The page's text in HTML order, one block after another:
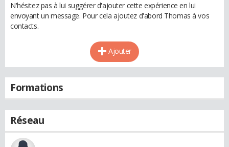
N'hésitez pas à lui suggérer d'ajouter cette expérience en lui
envoyant un message. Pour cela ajoutez d'abord Thomas à vos
contacts.
Ajouter
Formations
Réseau